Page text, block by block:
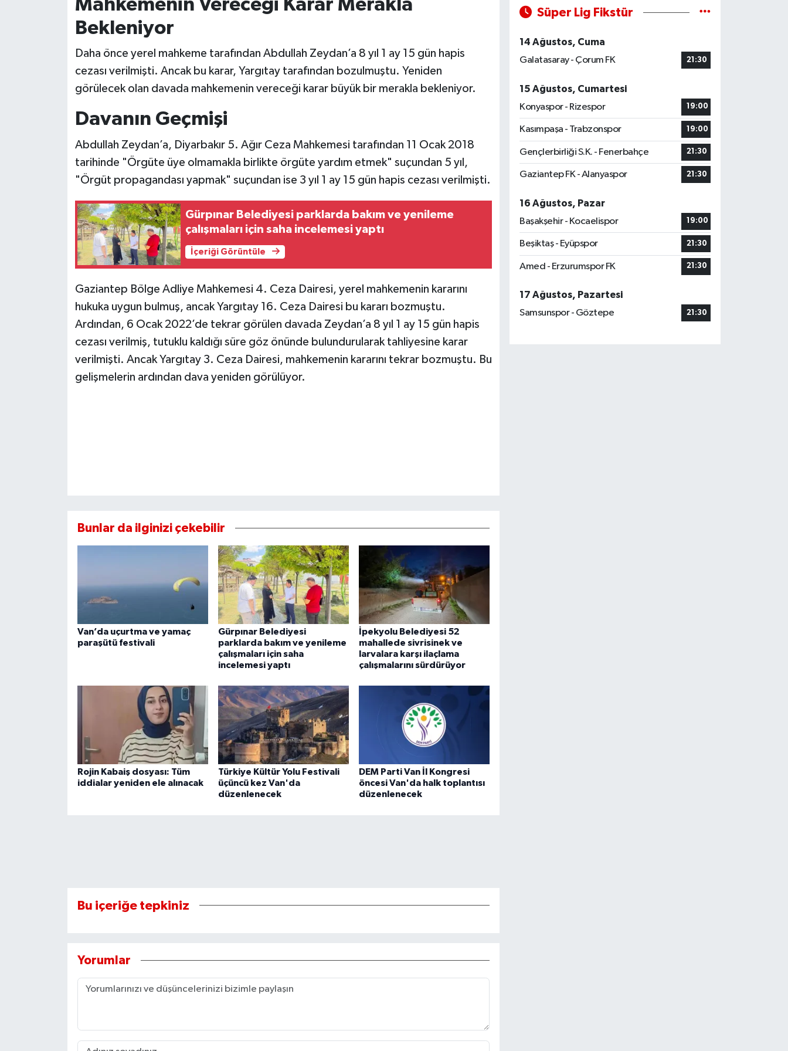
Mahkemenin Vereceği Karar Merakla
Bekleniyor
Daha önce yerel mahkeme tarafından Abdullah Zeydan’a 8 yıl 1 ay 15 gün hapis
cezası verilmişti. Ancak bu karar, Yargıtay tarafından bozulmuştu. Yeniden
görülecek olan davada mahkemenin vereceği karar büyük bir merakla bekleniyor.
Davanın Geçmişi
Abdullah Zeydan’a, Diyarbakır 5. Ağır Ceza Mahkemesi tarafından 11 Ocak 2018
tarihinde "Örgüte üye olmamakla birlikte örgüte yardım etmek" suçundan 5 yıl,
"Örgüt propagandası yapmak" suçundan ise 3 yıl 1 ay 15 gün hapis cezası verilmişti.
Gürpınar Belediyesi parklarda bakım ve yenileme
çalışmaları için saha incelemesi yaptı
İçeriği Görüntüle
Gaziantep Bölge Adliye Mahkemesi 4. Ceza Dairesi, yerel mahkemenin kararını
hukuka uygun bulmuş, ancak Yargıtay 16. Ceza Dairesi bu kararı bozmuştu.
Ardından, 6 Ocak 2022’de tekrar görülen davada Zeydan’a 8 yıl 1 ay 15 gün hapis
cezası verilmiş, tutuklu kaldığı süre göz önünde bulundurularak tahliyesine karar
verilmişti. Ancak Yargıtay 3. Ceza Dairesi, mahkemenin kararını tekrar bozmuştu. Bu
gelişmelerin ardından dava yeniden görülüyor.
Bunlar da ilginizi çekebilir
Van’da uçurtma ve yamaç
paraşütü festivali
Gürpınar Belediyesi
parklarda bakım ve yenileme
çalışmaları için saha
incelemesi yaptı
İpekyolu Belediyesi 52
mahallede sivrisinek ve
larvalara karşı ilaçlama
çalışmalarını sürdürüyor
Rojin Kabaiş dosyası: Tüm
iddialar yeniden ele alınacak
Türkiye Kültür Yolu Festivali
üçüncü kez Van'da
düzenlenecek
DEM Parti Van İl Kongresi
öncesi Van'da halk toplantısı
düzenlenecek
Bu içeriğe tepkiniz
Yorumlar
Süper Lig Fikstür
14 Ağustos, Cuma
Galatasaray - Çorum FK
21:30
15 Ağustos, Cumartesi
Konyaspor - Rizespor
19:00
Kasımpaşa - Trabzonspor 19:00
Gençlerbirliği S.K. - Fenerbahçe 21:30
Gaziantep FK - Alanyaspor 21:30
16 Ağustos, Pazar
Başakşehir - Kocaelispor
19:00
Beşiktaş - Eyüpspor 21:30
Amed - Erzurumspor FK 21:30
17 Ağustos, Pazartesi
Samsunspor - Göztepe
21:30